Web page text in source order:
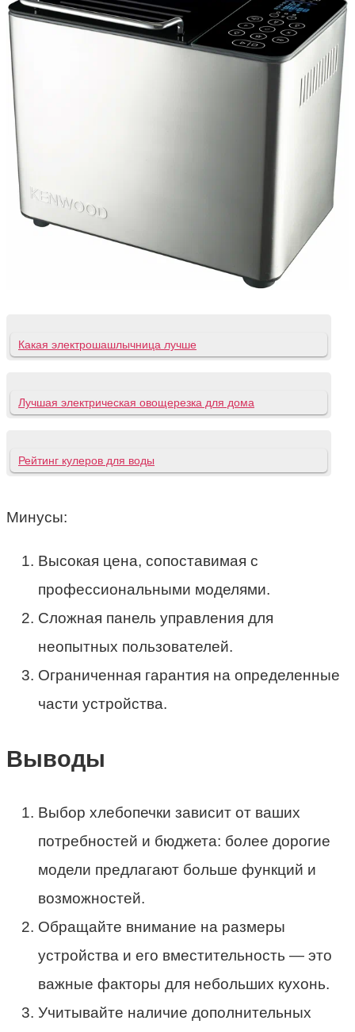
Какая электрошашлычница лучше
Лучшая электрическая овощерезка для дома
Рейтинг кулеров для воды
Минусы:
Высокая цена, сопоставимая с
профессиональными моделями.
Сложная панель управления для
неопытных пользователей.
Ограниченная гарантия на определенные
части устройства.
Выводы
Выбор хлебопечки зависит от ваших
потребностей и бюджета: более дорогие
модели предлагают больше функций и
возможностей.
Обращайте внимание на размеры
устройства и его вместительность — это
важные факторы для небольших кухонь.
Учитывайте наличие дополнительных